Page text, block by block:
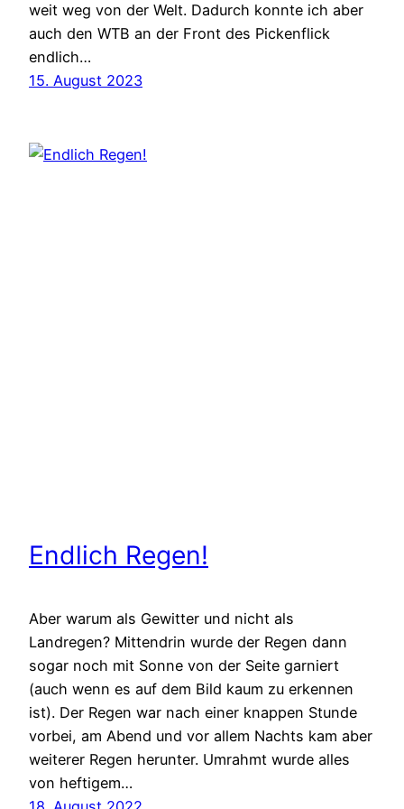
weit weg von der Welt. Dadurch konnte ich aber
auch den WTB an der Front des Pickenflick
endlich…
15. August 2023
Endlich Regen!
Aber warum als Gewitter und nicht als
Landregen? Mittendrin wurde der Regen dann
sogar noch mit Sonne von der Seite garniert
(auch wenn es auf dem Bild kaum zu erkennen
ist). Der Regen war nach einer knappen Stunde
vorbei, am Abend und vor allem Nachts kam aber
weiterer Regen herunter. Umrahmt wurde alles
von heftigem…